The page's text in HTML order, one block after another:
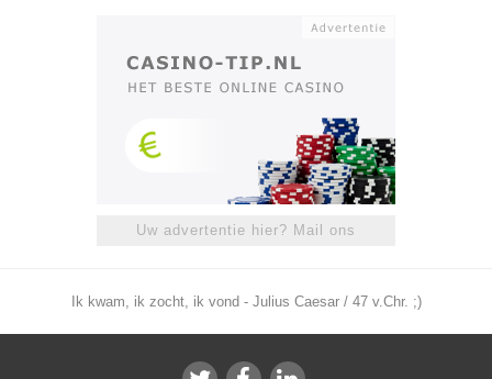
Uw advertentie hier? Mail ons
Ik kwam, ik zocht, ik vond - Julius Caesar / 47 v.Chr. ;)